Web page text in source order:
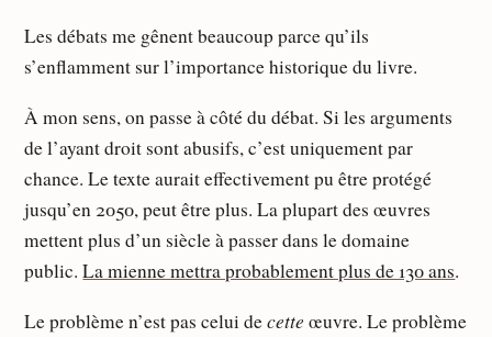
Les débats me gênent beaucoup parce qu’ils
s’enflamment sur l’importance historique du livre.
À mon sens, on passe à côté du débat. Si les arguments
de l’ayant droit sont abusifs, c’est uniquement par
chance. Le texte aurait effectivement pu être protégé
jusqu’en 2050, peut être plus. La plupart des œuvres
mettent plus d’un siècle à passer dans le domaine
public.La mienne mettra probablement plus de 130 ans.
Le problème n’est pas celui decette œuvre. Le problème